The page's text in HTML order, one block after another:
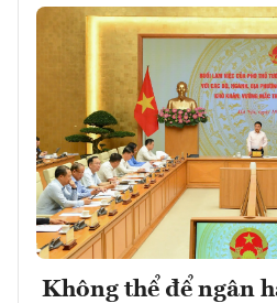
Không thể để ngân